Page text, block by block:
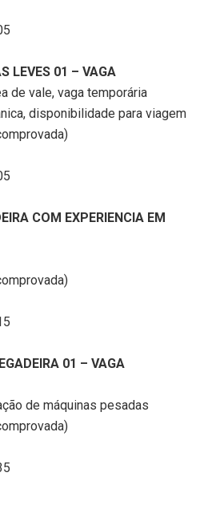
LEVES 01 – VAGA
de vale, vaga temporária
disponibilidade para viagem
COM EXPERIENCIA EM
01 – VAGA
de máquinas pesadas